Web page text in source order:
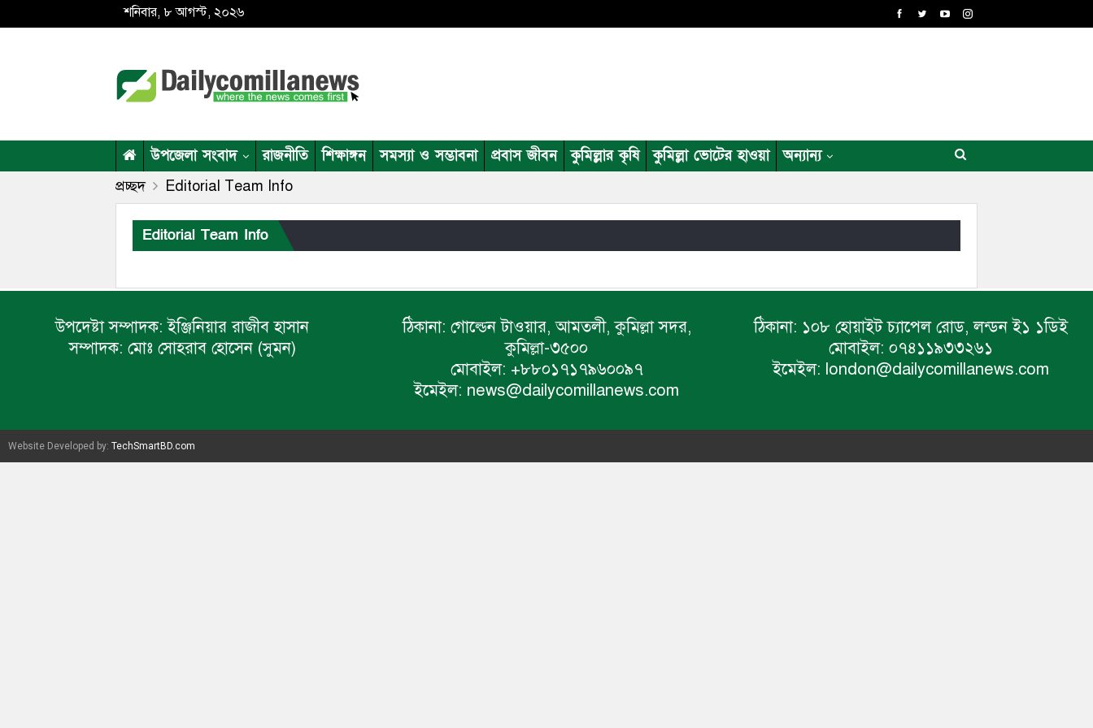
শনিবার, ৮ আগস্ট, ২০২৬
উপজেলা সংবাদ রাজনীতি শিক্ষাঙ্গন সমস্যা ও সম্ভাবনা প্রবাস জীবন কুমিল্লার কৃষি কুমিল্লা ভোটের হাওয়া অন্যান্য
প্রচ্ছদ Editorial Team Info
Editorial Team Info
উপদেষ্টা সম্পাদক: ইঞ্জিনিয়ার রাজীব হাসান
সম্পাদক: মোঃ সোহরাব হোসেন (সুমন)
ঠিকানা: গোল্ডেন টাওয়ার, আমতলী, কুমিল্লা সদর,
কুমিল্লা-৩৫০০
মোবাইল: +৮৮০১৭১৭৯৬০০৯৭
ইমেইল: news@dailycomillanews.com
ঠিকানা: ১০৮ হোয়াইট চ্যাপেল রোড, লন্ডন ই১ ১ডিই
মোবাইল: ০৭৪১১৯৩৩২৬১
ইমেইল: london@dailycomillanews.com
Website Developed by: TechSmartBD.com